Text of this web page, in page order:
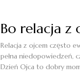
Bo relacja z
Relacja z ojcem często
pełna niedopowiedzeń,
Dzień Ojca to dobry